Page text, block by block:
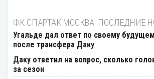
ФК СПАРТАК МОСКВА: ПОСЛЕДНИЕ
Угальде дал ответ по своему
после трансфера Даку
Даку ответил на вопрос, сколько
за сезон